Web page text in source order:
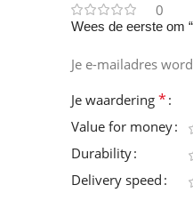
0
Wees de eerste om
Je e-mailadres
Je waardering *
Value for money
Durability
Delivery speed